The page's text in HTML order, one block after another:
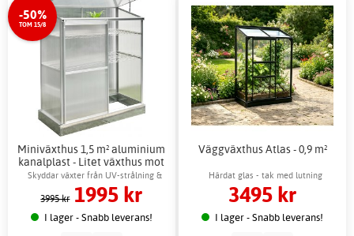
-50%
TOM 15/8
Miniväxthus 1,5 m² aluminium
kanalplast - Litet växthus mot
vägg + Växthusbord
Skyddar växter från UV-strålning &
skadedjur
3995 kr 1995 kr
I lager - Snabb leverans!
Väggväxthus Atlas - 0,9 m²
Härdat glas - tak med lutning
3495 kr
I lager - Snabb leverans!